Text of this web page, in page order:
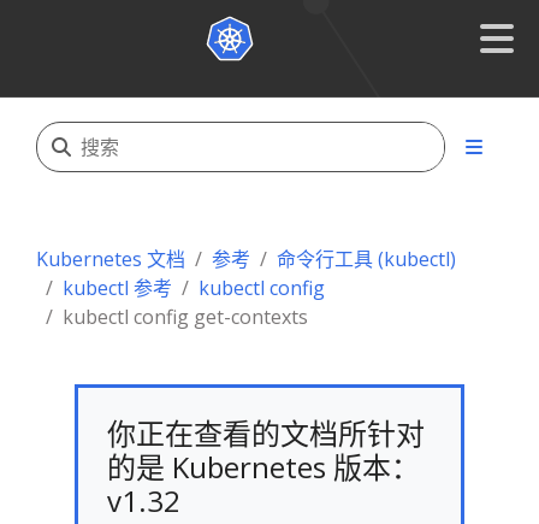
Kubernetes 文档 参考
命令行工具 (kubectl)
kubectl 参考
kubectl config
kubectl config get-contexts
你正在查看的文档所针对
的是 Kubernetes 版本：
v1.32